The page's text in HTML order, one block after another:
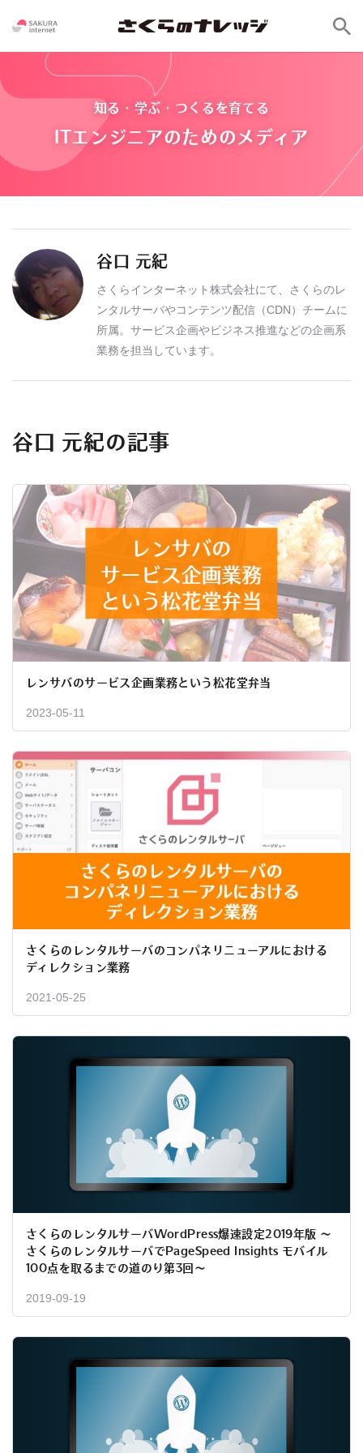
知る・学ぶ・つくるを育てる
ITエンジニアのためのメディア
谷口 元紀
さくらインターネット株式会社にて、さくらのレ
ンタルサーバやコンテンツ配信（CDN）チームに
所属。サービス企画やビジネス推進などの企画系
業務を担当しています。
谷口 元紀の記事
レンサバのサービス企画業務という松花堂弁当
2023-05-11
さくらのレンタルサーバのコンパネリニューアルにおける
ディレクション業務
2021-05-25
さくらのレンタルサーバWordPress爆速設定2019年版 ～
さくらのレンタルサーバでPageSpeed Insights モバイル
100点を取るまでの道のり第3回～
2019-09-19